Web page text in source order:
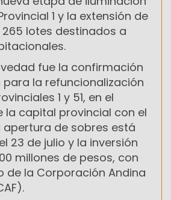
1 y la extensión de
lotes destinados a
fue la confirmación
la refuncionalización
1 y 51, en el
la capital provincial con el
apertura de sobres está
23 de julio y la inversión
millones de pesos, con
de la Corporación Andina